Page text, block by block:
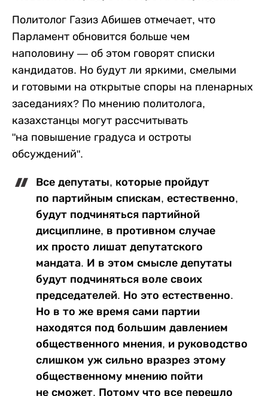
Политолог Газиз Абишев отмечает, что
Парламент обновится больше чем
наполовину — об этом говорят списки
кандидатов. Но будут ли яркими, смелыми
и готовыми на открытые споры на пленарных
заседаниях? По мнению политолога,
казахстанцы могут рассчитывать
"на повышение градуса и остроты
обсуждений".
Все депутаты, которые пройдут
по партийным спискам, естественно,
будут подчиняться партийной
дисциплине, в противном случае
их просто лишат депутатского
мандата. И в этом смысле депутаты
будут подчиняться воле своих
председателей. Но это естественно.
Но в то же время сами партии
находятся под большим давлением
общественного мнения, и руководство
слишком уж сильно вразрез этому
общественному мнению пойти
не сможет. Потому что все перешло